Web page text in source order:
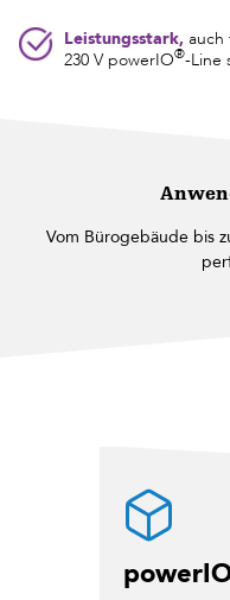
Leistungsstark,
230 V powerIO®-Line
Vom Bürogebäude bis